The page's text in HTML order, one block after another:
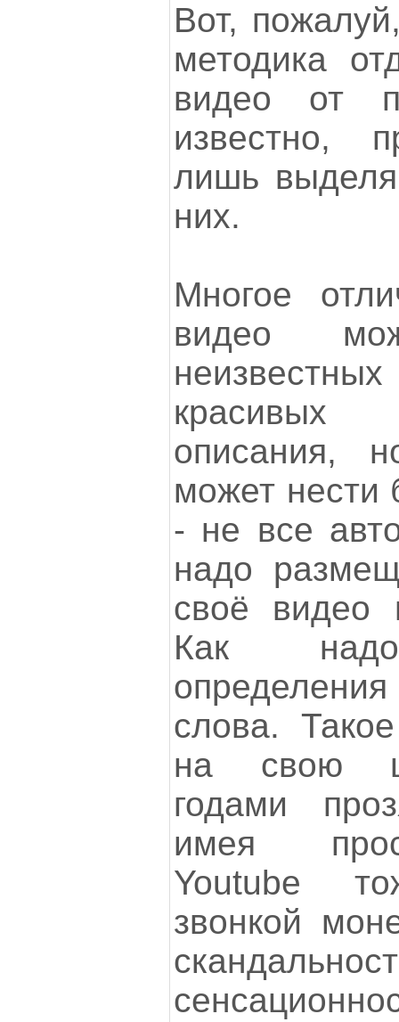
Вот,
методика
видео от
известно,
лишь
них.
Многое
видео
красивых
описания,
может нести
- не все
надо
своё видео
Как надо
слова.
на свою
годами
имея
Youtube
звонкой